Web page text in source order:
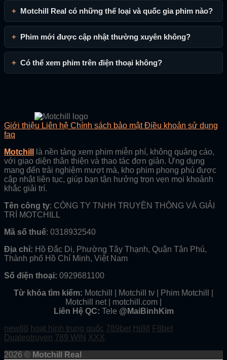
Motchill Real có những thể loại và quốc gia phim nào?
Phim mới được cập nhật thường xuyên không?
Có thể xem phim trên điện thoại không?
Giới thiệu Liên hệ Chính sách bảo mật Điều khoản sử dụng
faq
Motchill
là nền tảng xem phim miễn phí, không quảng cáo,
với giao diện thân thiện và thao tác đơn giản. Ứng dụng
mang đến trải nghiệm mượt mà, kho phim phong phú được
cập nhật liên tục, giúp bạn tận hưởng trọn vẹn mọi khoảnh
khắc giải trí.
Tên công ty: CÔNG TY TNHH TRUYỀN THÔNG VÀ GIẢI
TRÍ MOTCHILL
Mã số thuế: 0318932540
Địa chỉ: Hồ Đắc Di, Phường Tây Thạnh, Quận Tân Phú,
Thành phố Hồ Chí Minh, Việt Nam
Số điện thoại: 0929681100
Từ khóa tìm kiếm: Motchill | Motchill tv | Phim Motchill |
Motchill net | motchill.com |
Liên Hệ QC: Tele @MaiBinhKim
new88 hoạt hình trung quốc 789bet Hi88 F8bet
Dualeotruyen 789 WIN XXX
2026 © Motchill Real